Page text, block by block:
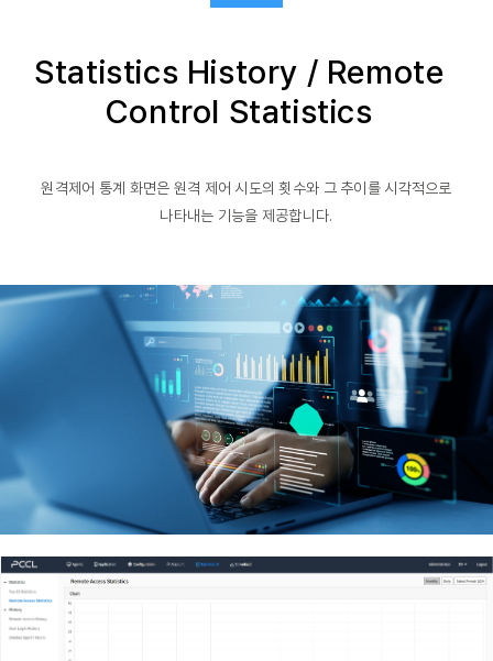
Statistics History / Remote
Control Statistics
원격제어 통계 화면은 원격 제어 시도의 횟수와 그 추이를 시각적으로
나타내는 기능을 제공합니다.